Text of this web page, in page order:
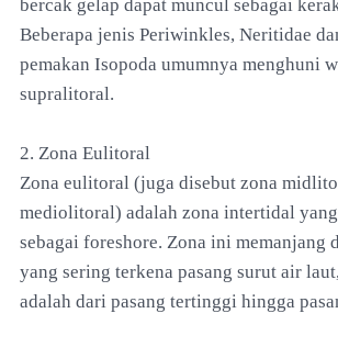
bercak gelap dapat muncul sebagai
Beberapa jenis Periwinkles, Neritidae
pemakan Isopoda umumnya menghuni
supralitoral.
2. Zona Eulitoral
Zona eulitoral (juga disebut zona
mediolitoral) adalah zona intertidal
sebagai foreshore. Zona ini memanjang
yang sering terkena pasang surut air
adalah dari pasang tertinggi hingga